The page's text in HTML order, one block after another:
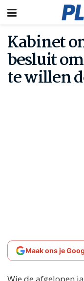
Kabinet
besluit
te willen
Maak ons je